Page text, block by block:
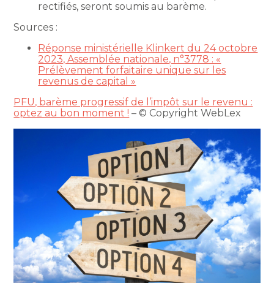
rectifiés, seront soumis au barème.
Sources :
Réponse ministérielle Klinkert du 24 octobre
2023, Assemblée nationale, n°3778 : «
Prélèvement forfaitaire unique sur les
revenus de capital »
PFU, barème progressif de l’impôt sur le revenu :
optez au bon moment ! – © Copyright WebLex